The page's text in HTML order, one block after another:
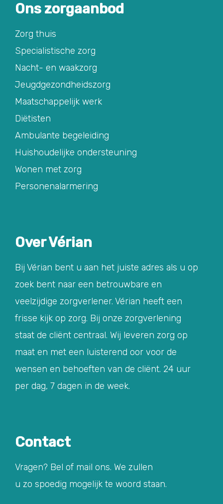
Ons zorgaanbod
Zorg thuis
Specialistische zorg
Nacht- en waakzorg
Jeugdgezondheidszorg
Maatschappelijk werk
Diëtisten
Ambulante begeleiding
Huishoudelijke ondersteuning
Wonen met zorg
Personenalarmering
Over Vérian
Bij Vérian bent u aan het juiste adres als u op
zoek bent naar een betrouwbare en
veelzijdige zorgverlener. Vérian heeft een
frisse kijk op zorg. Bij onze zorgverlening
staat de cliënt centraal. Wij leveren zorg op
maat en met een luisterend oor voor de
wensen en behoeften van de cliënt. 24 uur
per dag, 7 dagen in de week.
Contact
Vragen? Bel of mail ons. We zullen
u zo spoedig mogelijk te woord staan.